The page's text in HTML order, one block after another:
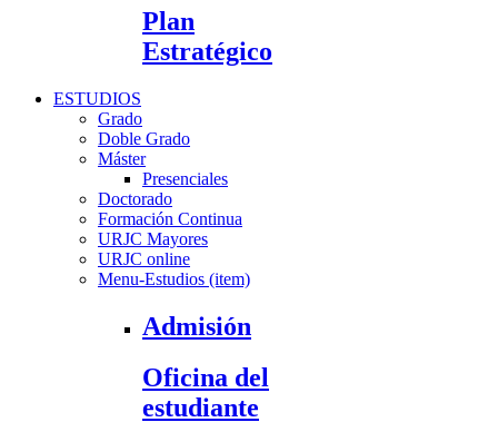
Plan
Estratégico
ESTUDIOS
Grado
Doble Grado
Máster
Presenciales
Doctorado
Formación Continua
URJC Mayores
URJC online
Menu-Estudios (item)
Admisión
Oficina del
estudiante